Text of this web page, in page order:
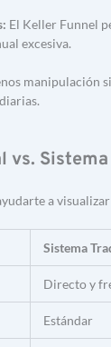
El Keller Funnel
excesiva.
manipulación
vs.
a
Sistema
Directo y
Estándar